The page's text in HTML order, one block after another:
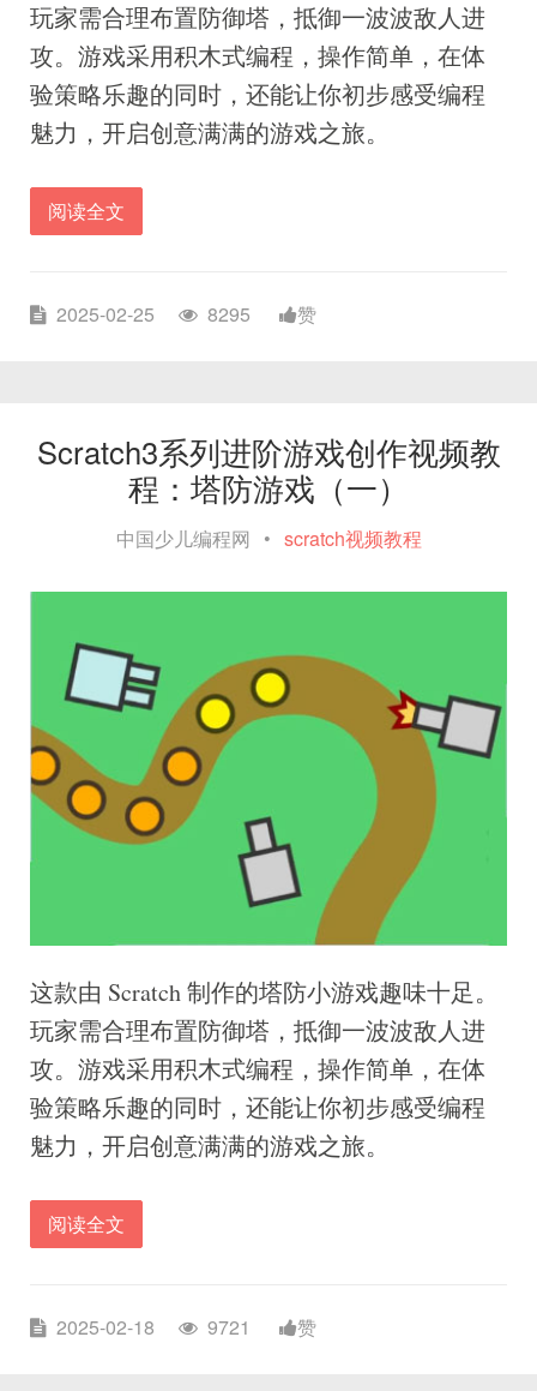
玩家需合理布置防御塔，抵御一波波敌人进
攻。游戏采用积木式编程，操作简单，在体
验策略乐趣的同时，还能让你初步感受编程
魅力，开启创意满满的游戏之旅。
阅读全文
2025-02-25 8295 赞
Scratch3系列进阶游戏创作视频教
程：塔防游戏（一）
中国少儿编程网 • scratch视频教程
这款由 Scratch 制作的塔防小游戏趣味十足。
玩家需合理布置防御塔，抵御一波波敌人进
攻。游戏采用积木式编程，操作简单，在体
验策略乐趣的同时，还能让你初步感受编程
魅力，开启创意满满的游戏之旅。
阅读全文
2025-02-18 9721 赞